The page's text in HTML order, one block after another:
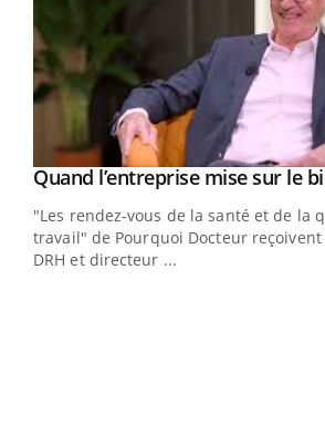
Youtube
Quand l’entreprise mise sur le
"Les rendez-vous de la santé et de la
travail" de Pourquoi Docteur reçoivent
DRH et directeur ...